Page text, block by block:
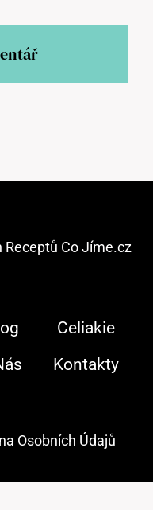
Receptů Co Jíme.cz
Celiakie
Kontakty
Osobních Údajů